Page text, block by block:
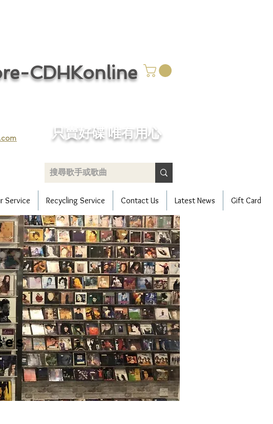
CDHKonline
只賣好碟 唯有用心
Service Recycling Service Contact Us Latest News Gift Card